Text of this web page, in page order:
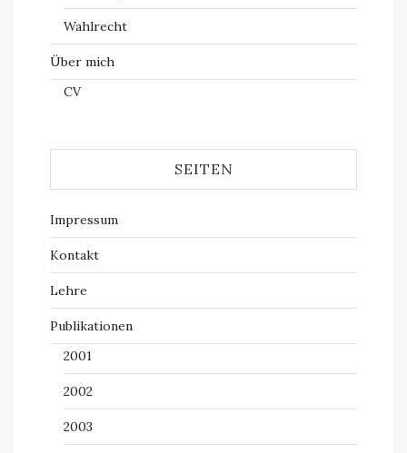
Wahlrecht
Über mich
CV
SEITEN
Impressum
Kontakt
Lehre
Publikationen
2001
2002
2003